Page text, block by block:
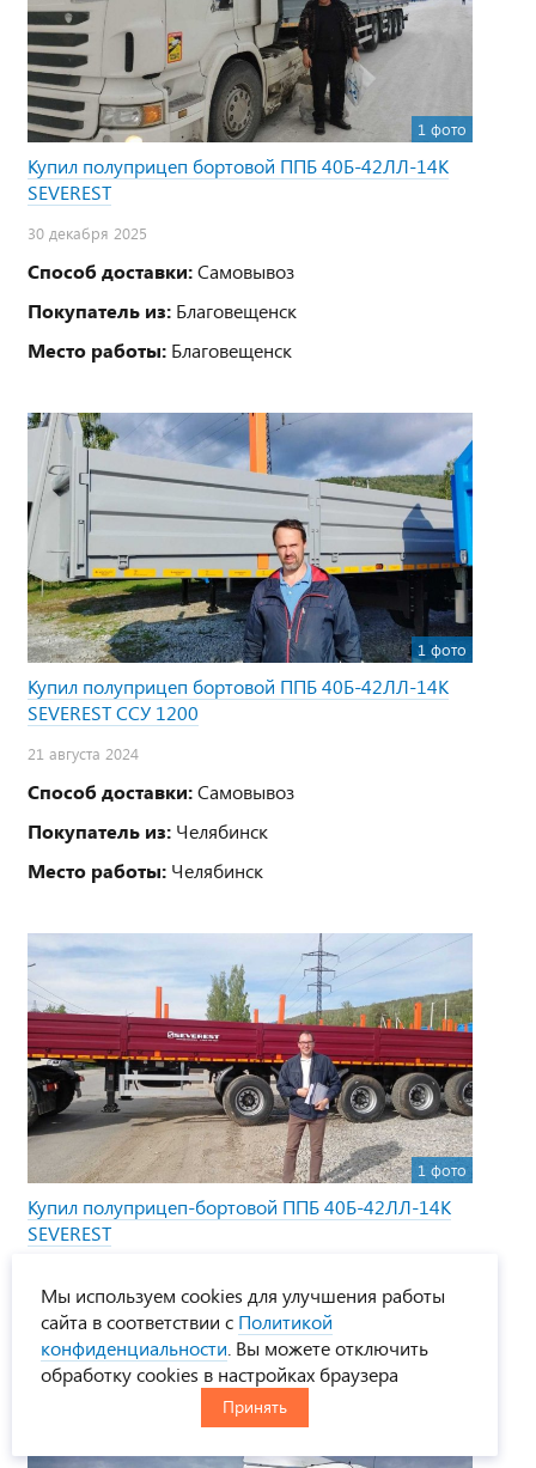
1 фото
Купил полуприцеп бортовой ППБ 40Б-42ЛЛ-14К
SEVEREST
30 декабря 2025
Способ доставки:Самовывоз
Покупатель из: Благовещенск
Место работы: Благовещенск
1 фото
Купил полуприцеп бортовой ППБ 40Б-42ЛЛ-14К
SEVEREST ССУ 1200
21 августа 2024
Способ доставки:Самовывоз
Покупатель из: Челябинск
Место работы: Челябинск
1 фото
Купил полуприцеп-бортовой ППБ 40Б-42ЛЛ-14К
SEVEREST
Способ доставки:
Самовывоз
Покупатель из:Челябинск
Место работы:
Челябинск
Мы используем cookies для улучшения работы
сайта в соответствии с Политикой
конфиденциальности . Вы можете отключить
обработку cookies в настройках браузера
Принять